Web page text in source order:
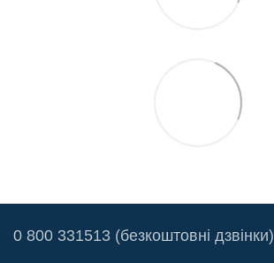
0 800 331513 (безкоштовні дзвінки)